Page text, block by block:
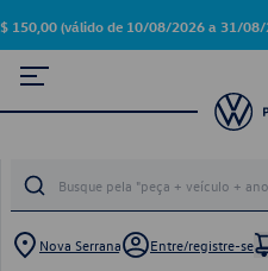
150,00 (válido de 10/08/2026 a 31/
Nova Serrana Entre/registre-se